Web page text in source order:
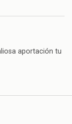
aportación tu